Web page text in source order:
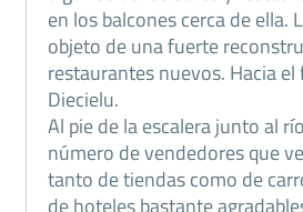
en los balcones cerca de ella.
objeto de una fuerte
restaurantes nuevos. Hacia
Diecielu.
Al pie de la escalera junto al
número de vendedores que
tanto de tiendas como de
de hoteles bastante